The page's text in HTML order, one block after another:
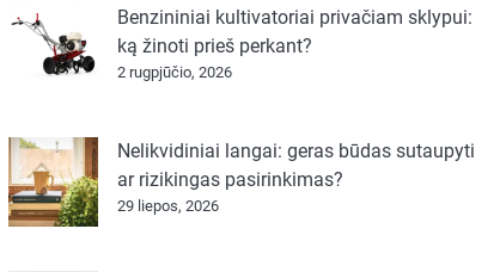
Benzininiai kultivatoriai privačiam sklypui:
ką žinoti prieš perkant?
2 rugpjūčio, 2026
Nelikvidiniai langai: geras būdas sutaupyti
ar rizikingas pasirinkimas?
29 liepos, 2026